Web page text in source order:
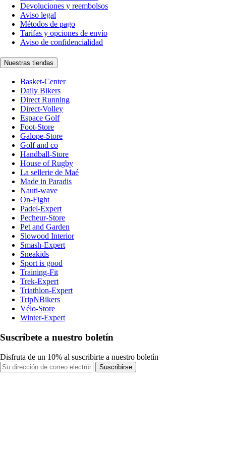
Devoluciones y reembolsos
Aviso legal
Métodos de pago
Tarifas y opciones de envío
Aviso de confidencialidad
Nuestras tiendas
Basket-Center
Daily Bikers
Direct Running
Direct-Volley
Espace Golf
Foot-Store
Galope-Store
Golf and co
Handball-Store
House of Rugby
La sellerie de Maé
Made in Paradis
Nauti-wave
On-Fight
Padel-Expert
Pecheur-Store
Pet and Garden
Slowood Interior
Smash-Expert
Sneakids
Sport is good
Training-Fit
Trek-Expert
Triathlon-Expert
TripNBikers
Vélo-Store
Winter-Expert
Suscríbete a nuestro boletín
Disfruta de un 10% al suscribirte a nuestro boletín
Suscribirse